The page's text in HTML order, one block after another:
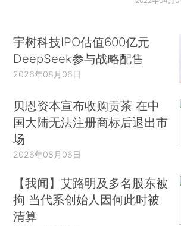
宇树科技IPO估值600亿元
DeepSeek参与战略配售
2026年08月06日
贝恩资本宣布收购贡茶 在中
国大陆无法注册商标后退出市
场
2026年08月06日
【我闻】艾路明及多名股东被
拘 当代系创始人因何此时被
清算